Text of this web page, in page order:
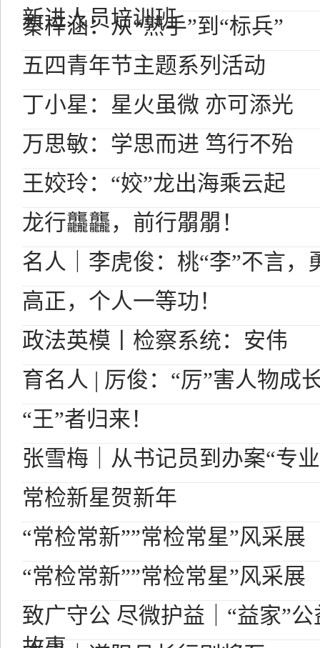
新进人员培训班
秦梓涵：从“熟手”到“标兵”
五四青年节主题系列活动
丁小星：星火虽微 亦可添光
万思敏：学思而进 笃行不殆
王姣玲：“姣”龙出海乘云起
龙行龘龘，前行朤朤！
名人｜李虎俊：桃“李”不言，
高正，个人一等功！
政法英模丨检察系统：安伟
育名人 | 厉俊：“厉”害人物成
“王”者归来！
张雪梅｜从书记员到办案“专
常检新星贺新年
“常检常新””常检常星”风采展
“常检常新””常检常星”风采展
致广守公 尽微护益｜“益家”